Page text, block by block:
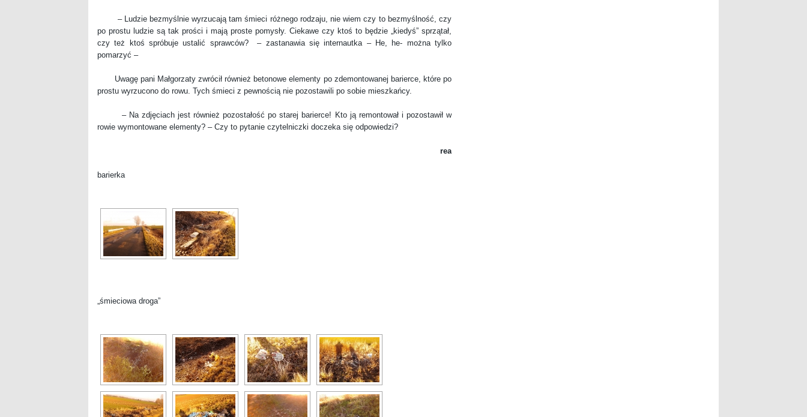
– Ludzie bezmyślnie wyrzucają tam śmieci różnego rodzaju, nie wiem czy to bezmyślność, czy
po prostu ludzie są tak prości i mają proste pomysły. Ciekawe czy ktoś to będzie „kiedyś” sprzątał,
czy też ktoś spróbuje ustalić sprawców? – zastanawia się internautka – He, he- można tylko
pomarzyć –
Uwagę pani Małgorzaty zwrócił również betonowe elementy po zdemontowanej barierce, które po
prostu wyrzucono do rowu. Tych śmieci z pewnością nie pozostawili po sobie mieszkańcy.
– Na zdjęciach jest również pozostałość po starej barierce! Kto ją remontował i pozostawił w
rowie wymontowane elementy? – Czy to pytanie czytelniczki doczeka się odpowiedzi?
rea
barierka
„śmieciowa droga”